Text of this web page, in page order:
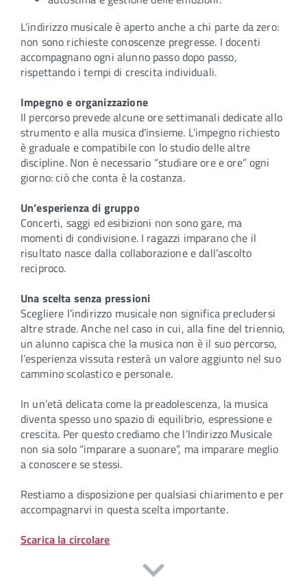
L’indirizzo musicale è aperto anche a chi parte da zero:
non sono richieste conoscenze pregresse. I docenti
accompagnano ogni alunno passo dopo passo,
rispettando i tempi di crescita individuali.
Impegno e organizzazione
Il percorso prevede alcune ore settimanali dedicate allo
strumento e alla musica d’insieme. L’impegno richiesto
è graduale e compatibile con lo studio delle altre
discipline. Non è necessario “studiare ore e ore” ogni
giorno: ciò che conta è la costanza.
Un’esperienza di gruppo
Concerti, saggi ed esibizioni non sono gare, ma
momenti di condivisione. I ragazzi imparano che il
risultato nasce dalla collaborazione e dall’ascolto
reciproco.
Una scelta senza pressioni
Scegliere l’indirizzo musicale non significa precludersi
altre strade. Anche nel caso in cui, alla fine del triennio,
un alunno capisca che la musica non è il suo percorso,
l’esperienza vissuta resterà un valore aggiunto nel suo
cammino scolastico e personale.
In un’età delicata come la preadolescenza, la musica
diventa spesso uno spazio di equilibrio, espressione e
crescita. Per questo crediamo che l’Indirizzo Musicale
non sia solo “imparare a suonare”, ma imparare meglio
a conoscere se stessi.
Restiamo a disposizione per qualsiasi chiarimento e per
accompagnarvi in questa scelta importante.
Scarica la circolare